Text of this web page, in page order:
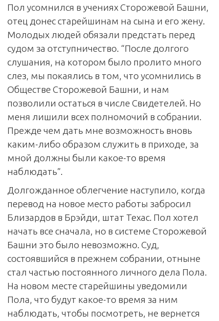
Пол усомнился в учениях Сторожевой Башни,
отец донес старейшинам на сына и его жену.
Молодых людей обязали предстать перед
судом за отступничество. “После долгого
слушания, на котором было пролито много
слез, мы покаялись в том, что усомнились в
Обществе Сторожевой Башни, и нам
позволили остаться в числе Свидетелей. Но
меня лишили всех полномочий в собрании.
Прежде чем дать мне возможность вновь
каким-либо образом служить в приходе, за
мной должны были какое-то время
наблюдать”.
Долгожданное облегчение наступило, когда
перевод на новое место работы забросил
Близардов в Брэйди, штат Техас. Пол хотел
начать все сначала, но в системе Сторожевой
Башни это было невозможно. Суд,
состоявшийся в прежнем собрании, отныне
стал частью постоянного личного дела Пола.
На новом месте старейшины уведомили
Пола, что будут какое-то время за ним
наблюдать, чтобы посмотреть, не вернется